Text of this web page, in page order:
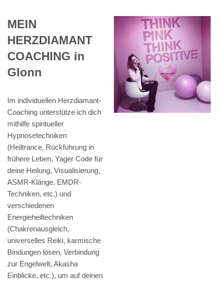
MEIN
HERZDIAMANT
COACHING in
Glonn
Im individuellen Herzdiamant-
Coaching unterstütze ich dich
mithilfe spiritueller
Hypnosetechniken
(Heiltrance, Rückführung in
frühere Leben, Yager Code für
deine Heilung, Visualisierung,
ASMR-Klänge, EMDR-
Techniken, etc.) und
verschiedenen
Energieheiltechniken
(Chakrenausgleich,
universelles Reiki, karmische
Bindungen lösen, Verbindung
zur Engelwelt, Akasha
Einblicke, etc.), um auf deinen